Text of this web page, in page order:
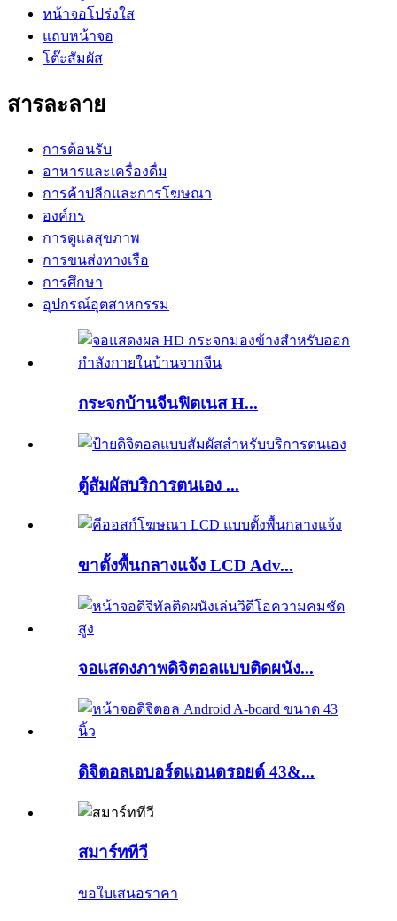
หน้าจอโปร่งใส
แถบหน้าจอ
โต๊ะสัมผัส
สารละลาย
การต้อนรับ
อาหารและเครื่องดื่ม
การค้าปลีกและการโฆษณา
องค์กร
การดูแลสุขภาพ
การขนส่งทางเรือ
การศึกษา
อุปกรณ์อุตสาหกรรม
กระจกบ้านจีนฟิตเนส H...
ตู้สัมผัสบริการตนเอง ...
ขาตั้งพื้นกลางแจ้ง LCD Adv...
จอแสดงภาพดิจิตอลแบบติดผนัง...
ดิจิตอลเอบอร์ดแอนดรอยด์ 43&...
สมาร์ททีวี
ขอใบเสนอราคา